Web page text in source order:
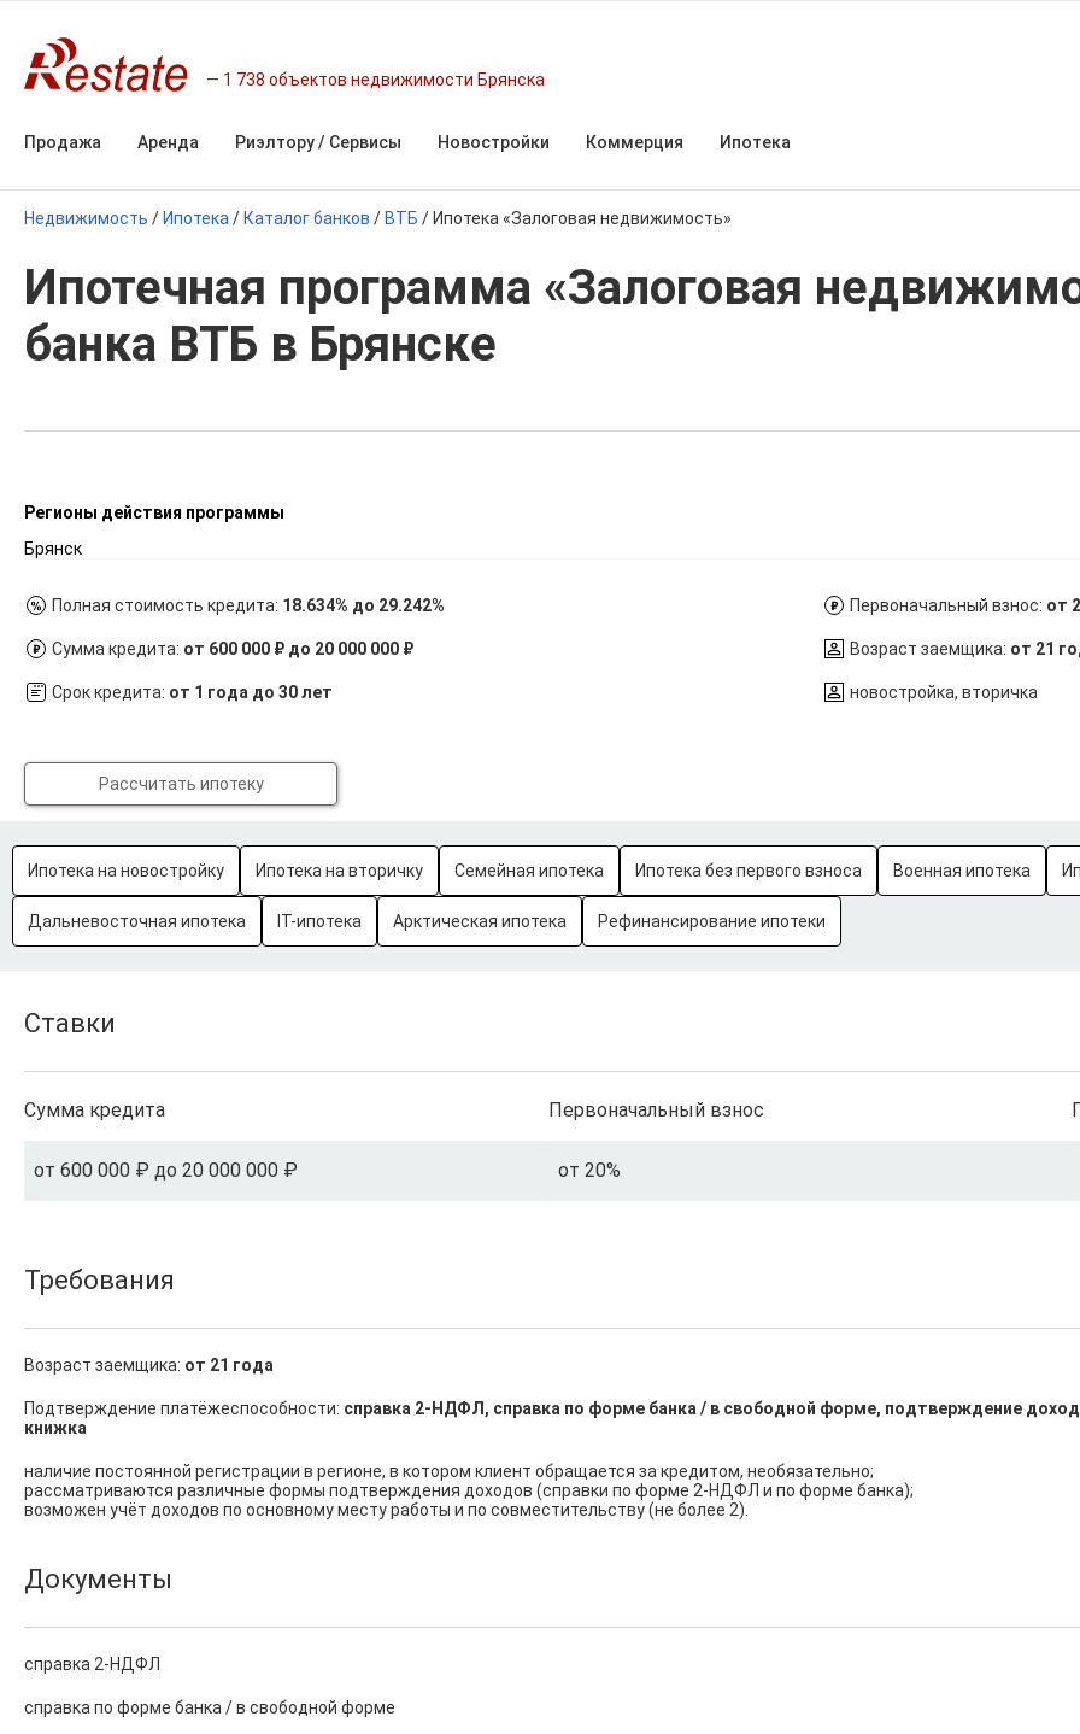
1 738 объектов недвижимости Брянска
Продажа Аренда Риэлтору / Сервисы Новостройки Коммерция Ипотека
Недвижимость / Ипотека / Каталог банков / ВТБ / Ипотека «Залоговая недвижимость»
Ипотечная программа «Залоговая
банка ВТБ в Брянске
Регионы действия программы
Брянск
Полная стоимость кредита: 18.634% до 29.242%
Сумма кредита: от 600 000 ₽ до 20 000 000 ₽
Срок кредита: от 1 года до 30 лет
Первоначальный взнос: от
Возраст заемщика: от 21
новостройка, вторичка
Рассчитать ипотеку
Ипотека на новостройку Ипотека на вторичку Семейная ипотека Ипотека без первого взноса Военная ипотека
Дальневосточная ипотека IT-ипотека Арктическая ипотека Рефинансирование ипотеки
Ставки
Сумма кредита
от 600 000 ₽ до 20 000 000 ₽
Первоначальный взнос
от 20%
Требования
Возраст заемщика: от 21 года
Подтверждение платёжеспособности: справка 2-НДФЛ, справка по форме банка / в свободной форме, подтверждение
книжка
наличие постоянной регистрации в регионе, в котором клиент обращается за кредитом, необязательно;
рассматриваются различные формы подтверждения доходов (справки по форме 2-НДФЛ и по форме банка);
возможен учёт доходов по основному месту работы и по совместительству (не более 2).
Документы
справка 2-НДФЛ
справка по форме банка / в свободной форме